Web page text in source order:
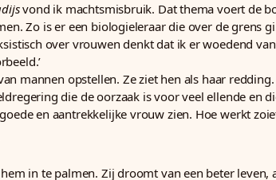
vond ik machtsmisbruik. Dat thema voert de
Zo is er een biologieleraar die over de grens
over vrouwen denkt dat ik er woedend
mannen opstellen. Ze ziet hen als haar
die de oorzaak is voor veel ellende en
en aantrekkelijke vrouw zien. Hoe werkt
in te palmen. Zij droomt van een beter